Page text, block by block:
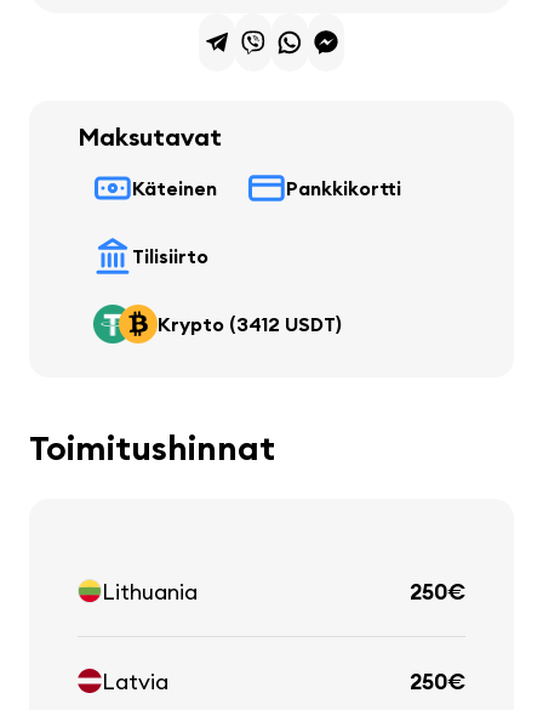
Maksutavat
Käteinen Pankkikortti
Tilisiirto
Krypto (3412 USDT)
Toimitushinnat
Lithuania 250€
Latvia 250€